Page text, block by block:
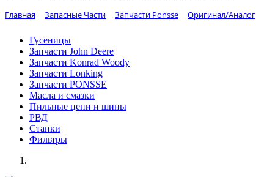
Главная Запасные Части Запчасти Ponsse Оригинал/Аналог
Гусеницы
Запчасти John Deere
Запчасти Konrad Woody
Запчасти Lonking
Запчасти PONSSE
Масла и смазки
Пильные цепи и шины
РВД
Станки
Фильтры